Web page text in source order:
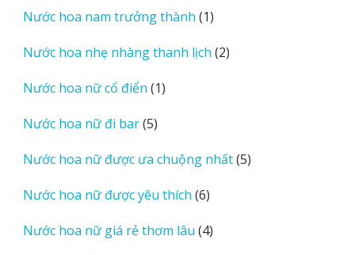
phẩm
Nước hoa nam trưởng thành 11
phẩm
Nước hoa nhẹ nhàng thanh lịch 22
Nước hoa nữ cổ điển 11
Nước hoa nữ đi bar 55
phẩm
Nước hoa nữ được ưa chuộng nhất 55
Nước hoa nữ được yêu thích 66
phẩm
Nước hoa nữ giá rẻ thơm lâu 44